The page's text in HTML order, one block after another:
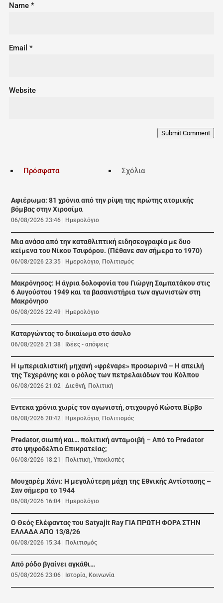
Name *
Email *
Website
Submit Comment
Πρόσφατα Σχόλια
Αφιέρωμα: 81 χρόνια από την ρίψη της πρώτης ατομικής
βόμβας στην Χιροσίμα
06/08/2026 23:46 | Ημερολόγιο
Μια ανάσα από την καταθλιπτική ειδησεογραφία με δυο
κείμενα του Νίκου Τσιφόρου. (Πέθανε σαν σήμερα το 1970)
06/08/2026 23:35 | Ημερολόγιο Πολιτισμός
Μακρόνησος: Η άγρια δολοφονία του Γιώργη Σαμπατάκου στις
6 Αυγούστου 1949 και τα βασανιστήρια των αγωνιστών στη
Μακρόνησο
06/08/2026 22:49 | Ημερολόγιο
Καταργώντας το δικαίωμα στο άσυλο
06/08/2026 21:38 | Ιδέες - απόψεις
Η ιμπεριαλιστική μηχανή «φρέναρε» προσωρινά – Η απειλή
της Τεχεράνης και ο ρόλος των πετρελαιάδων του Κόλπου
06/08/2026 21:02 |Διεθνή Πολιτική
Εντεκα χρόνια χωρίς τον αγωνιστή, στιχουργό Κώστα Βίρβο
06/08/2026 20:42 | Ημερολόγιο Πολιτισμός
Predator, σιωπή και… πολιτική ανταμοιβή – Από το Predator
στο ψηφοδέλτιο Επικρατείας;
06/08/2026 18:21 | Πολιτική ,Υποκλοπές
Μουχαρέμ Χάνι: Η μεγαλύτερη μάχη της Εθνικής Αντίστασης –
Σαν σήμερα το 1944
06/08/2026 16:04 | Ημερολόγιο
Ο Θεός Ελέφαντας του Satyajit Ray ΓΙΑ ΠΡΩΤΗ ΦΟΡΑ ΣΤΗΝ
ΕΛΛΑΔΑ ΑΠΟ 13/8/26
06/08/2026 15:34 | Πολιτισμός
Από ρόδο βγαίνει αγκάθι…
05/08/2026 23:06 | Ιστορία Κοινωνία